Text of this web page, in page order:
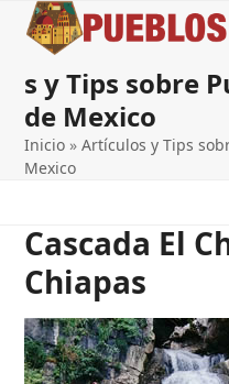
SkipOpen
mobile
menu
Close
mobile
menu
s y Tips sobre
de Mexico
Inicio »Artículos y Tips
Mexico
Cascada El
Chiapas